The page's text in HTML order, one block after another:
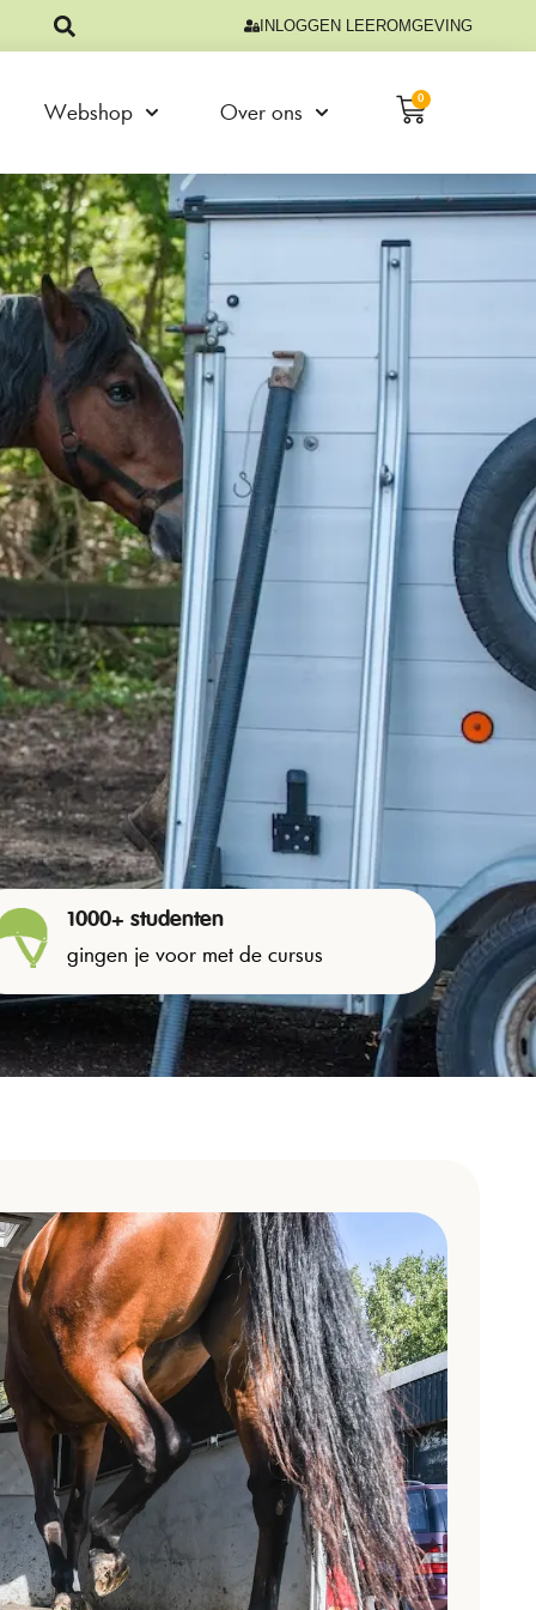
INLOGGEN LEEROMGEVING
Webshop Over ons
0
1000+ studenten
gingen je voor met de cursus